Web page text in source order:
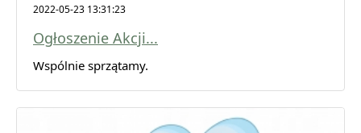
2022-05-23 13:31:23
Ogłoszenie Akcji...
Wspólnie sprzątamy.